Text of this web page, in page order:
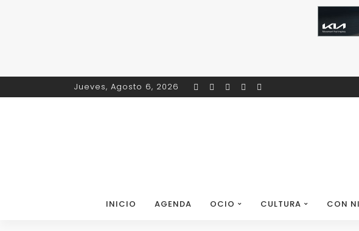
Jueves, Agosto 6, 2026
INICIO AGENDA OCIO CULTURA CON